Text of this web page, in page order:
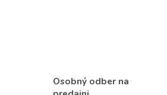
Osobný odber na